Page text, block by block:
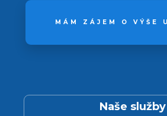
MÁM ZÁJEM O VÝŠE
Naše služby